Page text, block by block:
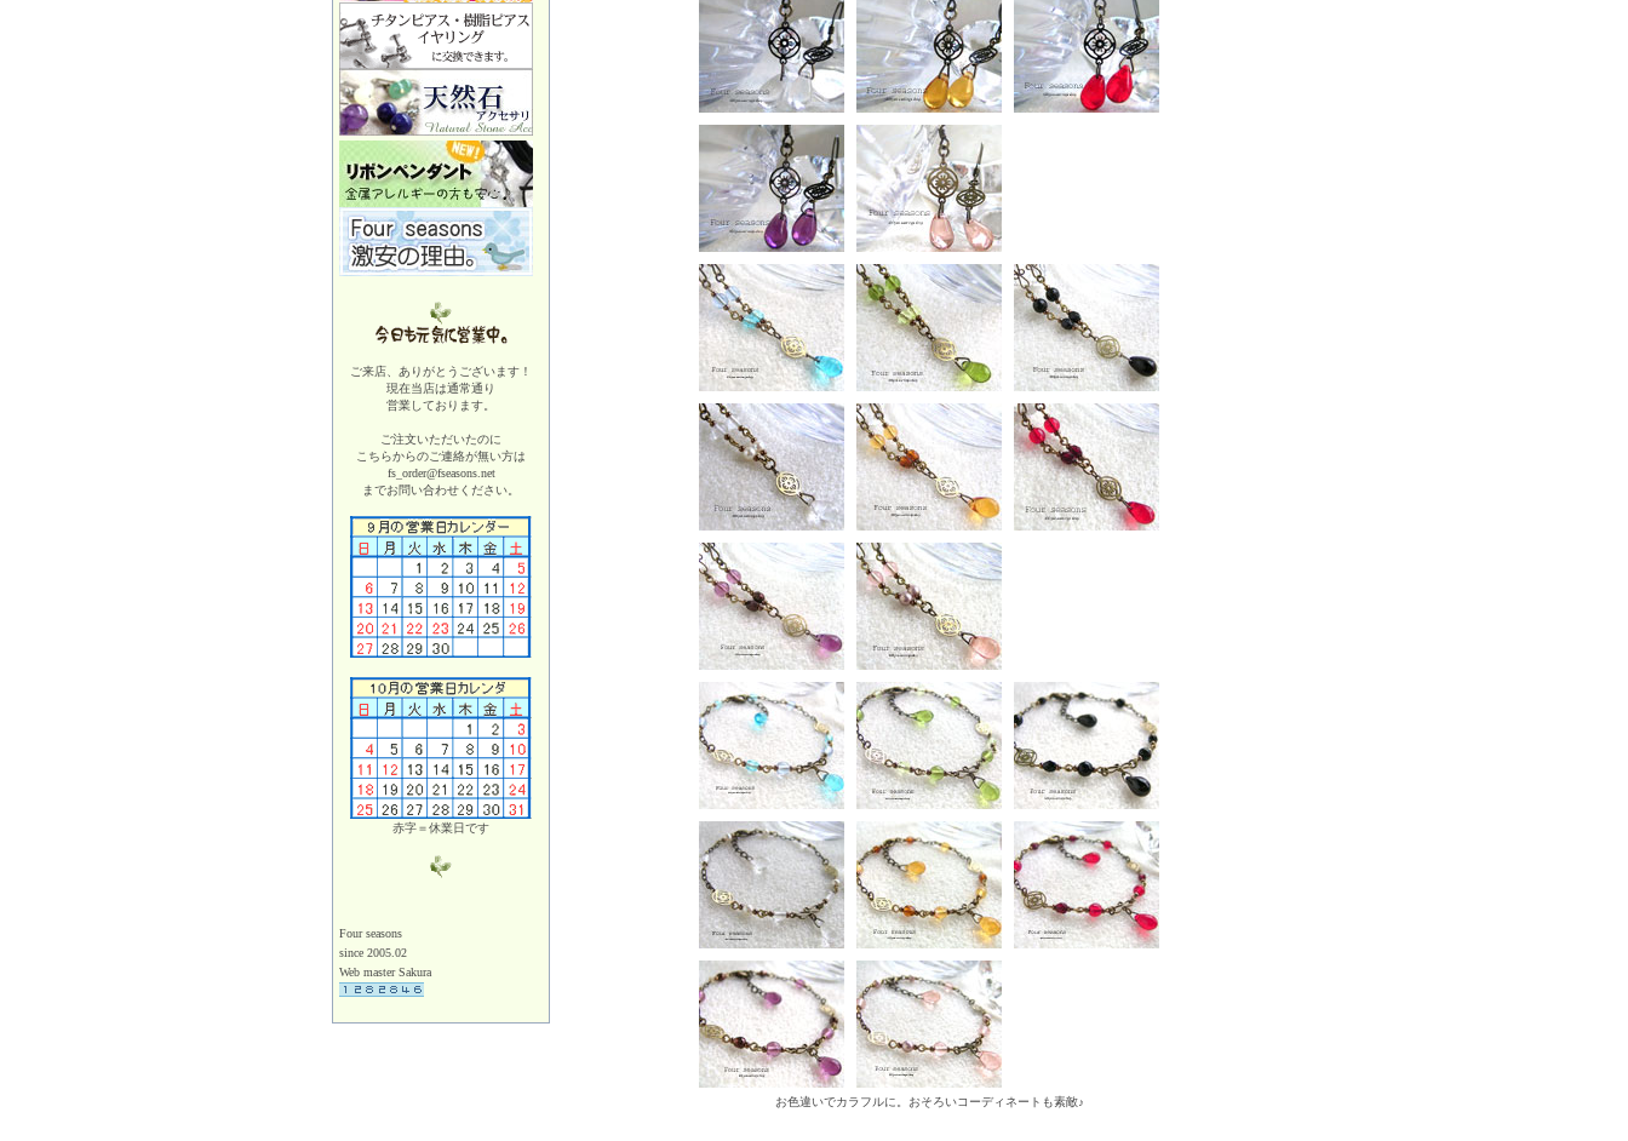
ご来店、ありがとうございます！
現在当店は通常通り
営業しております。
ご注文いただいたのに
こちらからのご連絡が無い方は
fs_order@fseasons.net
までお問い合わせください。
赤字＝休業日です
Four seasons
since 2005.02
Web master Sakura
お色違いでカラフルに。おそろいコーディネートも素敵♪